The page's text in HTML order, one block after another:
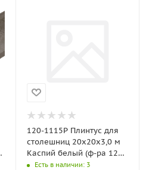
120-1115P Плинтус для
столешниц 20х20х3,0 м
Каспий белый (ф-ра 120-
153, 33-077)
Есть в наличии: 3